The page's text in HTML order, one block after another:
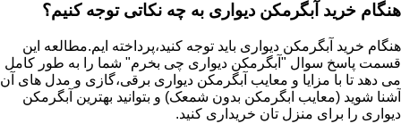
هنگام خرید آبگرمکن دیواری به چه نکاتی توجه کنیم؟
هنگام خرید آبگرمکن دیواری باید توجه کنید،پرداخته ایم.مطالعه این
قسمت پاسخ سوال "آبگرمکن دیواری چی بخرم" شما را به طور کامل
می دهد تا با مزایا و معایب آبگرمکن دیواری برقی،گازی و مدل های آن
آشنا شوید (معایب ابگرمکن بدون شمعک) و بتوانید بهترین آبگرمکن
دیواری را برای منزل تان خریداری کنید.